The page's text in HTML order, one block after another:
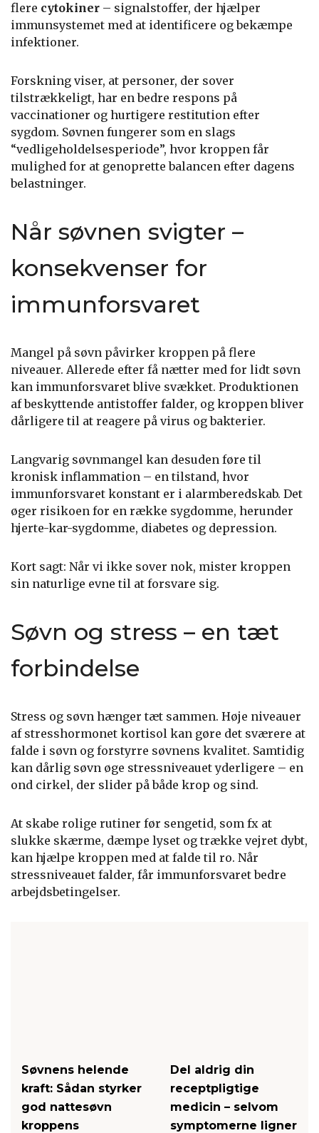
flere cytokiner – signalstoffer, der hjælper
immunsystemet med at identificere og bekæmpe
infektioner.
Forskning viser, at personer, der sover
tilstrækkeligt, har en bedre respons på
vaccinationer og hurtigere restitution efter
sygdom. Søvnen fungerer som en slags
“vedligeholdelsesperiode”, hvor kroppen får
mulighed for at genoprette balancen efter dagens
belastninger.
Når søvnen svigter –
konsekvenser for
immunforsvaret
Mangel på søvn påvirker kroppen på flere
niveauer. Allerede efter få nætter med for lidt søvn
kan immunforsvaret blive svækket. Produktionen
af beskyttende antistoffer falder, og kroppen bliver
dårligere til at reagere på virus og bakterier.
Langvarig søvnmangel kan desuden føre til
kronisk inflammation – en tilstand, hvor
immunforsvaret konstant er i alarmberedskab. Det
øger risikoen for en række sygdomme, herunder
hjerte-kar-sygdomme, diabetes og depression.
Kort sagt: Når vi ikke sover nok, mister kroppen
sin naturlige evne til at forsvare sig.
Søvn og stress – en tæt
forbindelse
Stress og søvn hænger tæt sammen. Høje niveauer
af stresshormonet kortisol kan gøre det sværere at
falde i søvn og forstyrre søvnens kvalitet. Samtidig
kan dårlig søvn øge stressniveauet yderligere – en
ond cirkel, der slider på både krop og sind.
At skabe rolige rutiner før sengetid, som fx at
slukke skærme, dæmpe lyset og trække vejret dybt,
kan hjælpe kroppen med at falde til ro. Når
stressniveauet falder, får immunforsvaret bedre
arbejdsbetingelser.
Søvnens helende
kraft: Sådan styrker
god nattesøvn
kroppens
Del aldrig din
receptpligtige
medicin – selvom
symptomerne ligner